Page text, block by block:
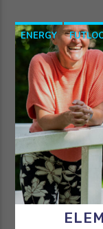
ENERGY
RAZO & ZORG